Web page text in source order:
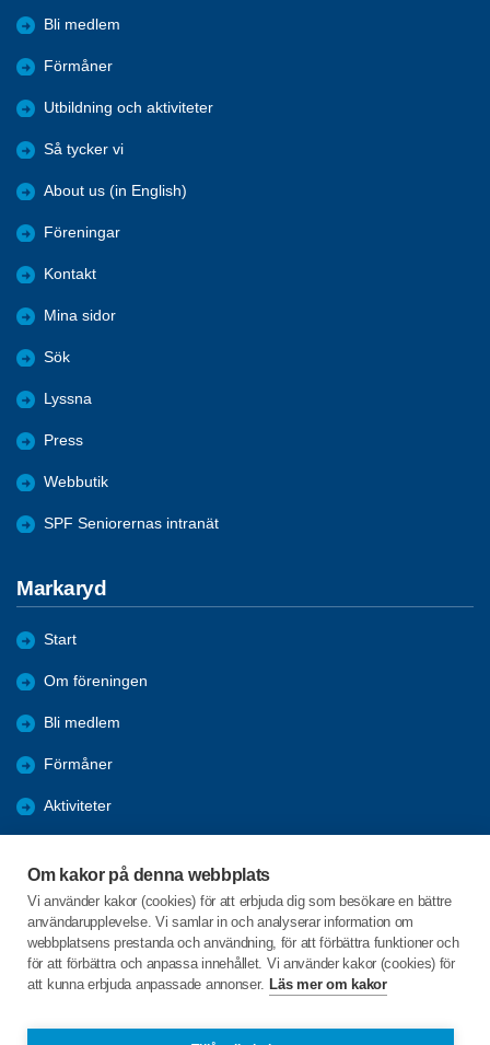
Om kakor på denna webbplats
Vi använder kakor (cookies) för att erbjuda dig som besökare en bättre
användarupplevelse. Vi samlar in och analyserar information om
webbplatsens prestanda och användning, för att förbättra funktioner och
för att förbättra och anpassa innehållet. Vi använder kakor (cookies) för
att kunna erbjuda anpassade annonser. Läs mer om kakor
Bli medlem
Förmåner
Utbildning och aktiviteter
Så tycker vi
About us (in English)
Föreningar
Kontakt
Mina sidor
Sök
Lyssna
Press
Webbutik
SPF Seniorernas intranät
Markaryd
Start
Om föreningen
Bli medlem
Förmåner
Aktiviteter
ANSLAGSTAVLAN
Arkiv 2022-2025
C/o:Anita Lindberg